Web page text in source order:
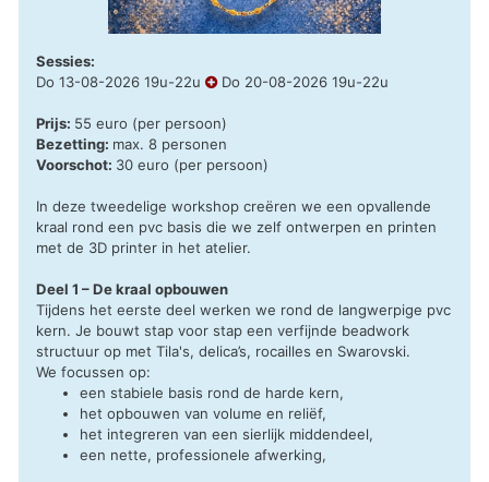
Sessies:
Do 13-08-2026 19u-22u
Do 20-08-2026 19u-22u
Prijs: 55 euro (per persoon)
Bezetting: max. 8 personen
Voorschot: 30 euro (per persoon)
In deze tweedelige workshop creëren we een opvallende
kraal rond een pvc basis die we zelf ontwerpen en printen
met de 3D printer in het atelier.
Deel 1 – De kraal opbouwen
Tijdens het eerste deel werken we rond de langwerpige pvc
kern. Je bouwt stap voor stap een verfijnde beadwork
structuur op met Tila's, delica’s, rocailles en Swarovski.
We focussen op:
een stabiele basis rond de harde kern,
het opbouwen van volume en reliëf,
het integreren van een sierlijk middendeel,
een nette, professionele afwerking,